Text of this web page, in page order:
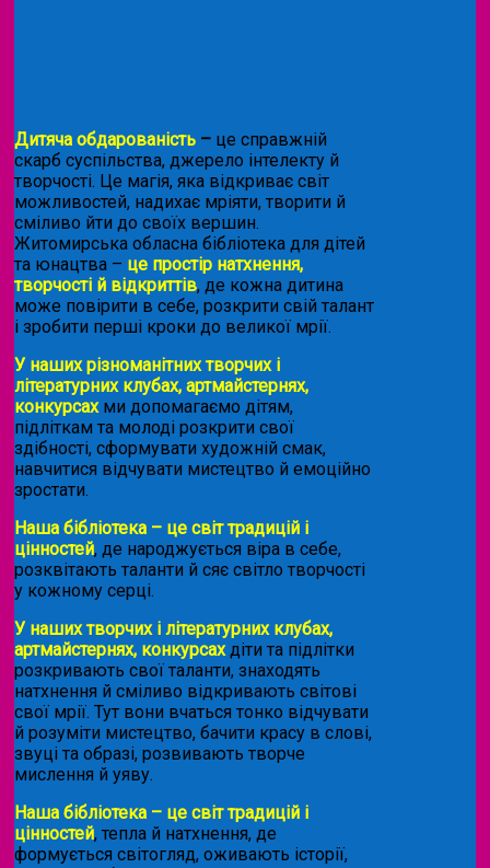
Дитяча обдарованість – це справжній
скарб суспільства, джерело інтелекту й
творчості. Це магія, яка відкриває світ
можливостей, надихає мріяти, творити й
сміливо йти до своїх вершин.
Житомирська обласна бібліотека для дітей
та юнацтва – це простір натхнення,
творчості й відкриттів, де кожна дитина
може повірити в себе, розкрити свій талант
і зробити перші кроки до великої мрії.
У наших різноманітних творчих і
літературних клубах, артмайстернях,
конкурсахми допомагаємо дітям,
підліткам та молоді розкрити свої
здібності, сформувати художній смак,
навчитися відчувати мистецтво й емоційно
зростати.
Наша бібліотека – це світ традицій і
цінностей, де народжується віра в себе,
розквітають таланти й сяє світло творчості
у кожному серці.
У наших творчих і літературних клубах,
артмайстернях, конкурсахдіти та підлітки
розкривають свої таланти, знаходять
натхнення й сміливо відкривають світові
свої мрії. Тут вони вчаться тонко відчувати
й розуміти мистецтво, бачити красу в слові,
звуці та образі, розвивають творче
мислення й уяву.
Наша бібліотека – це світ традицій і
цінностей, тепла й натхнення, де
формується світогляд, оживають історії,